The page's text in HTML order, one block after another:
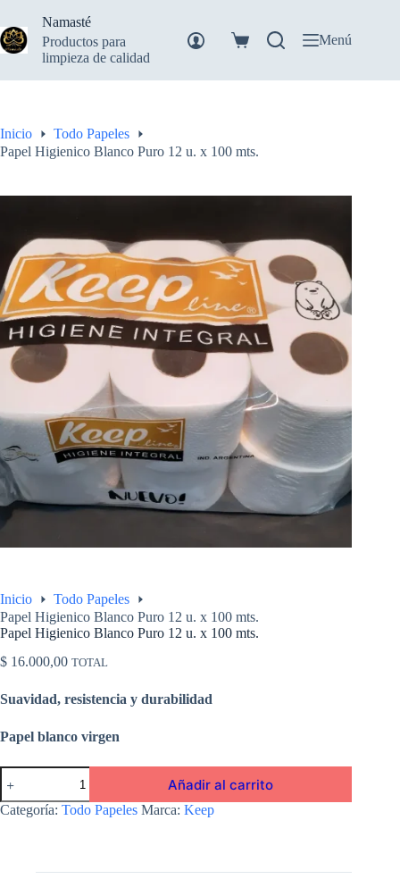
contenido
Namasté
Productos para
limpieza de calidad
Carro
compra
Menú
Inicio
Todo Papeles
Papel Higienico Blanco Puro 12 u. x 100 mts.
Inicio
Todo Papeles
Papel Higienico Blanco Puro 12 u. x 100 mts.
Papel Higienico Blanco Puro 12 u. x 100 mts.
$ 16.000,00 TOTAL
Suavidad, resistencia y durabilidad
Papel blanco virgen
Papel
Higienico
Blanco
Puro
Añadir al carrito
Categoría: Todo Papeles Marca: Keep